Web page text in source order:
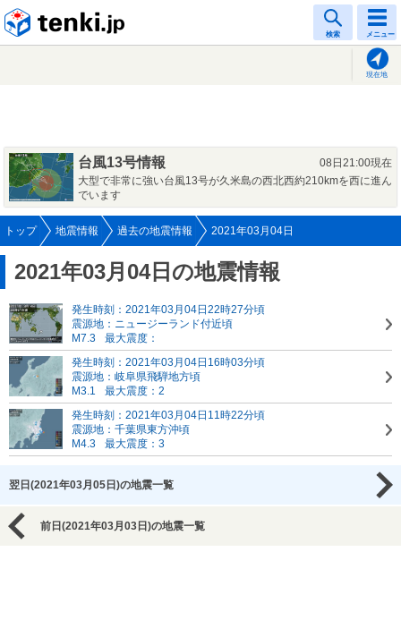
検索 メニュー
現在地
台風13号情報
08日21:00現在
大型で非常に強い台風13号が久米島の西北西約210kmを西に進ん
でいます
トップ 地震情報 過去の地震情報 2021年03月04日
2021年03月04日の地震情報
発生時刻：2021年03月04日22時27分頃
震源地：ニュージーランド付近頃
M7.3
最大震度：
発生時刻：2021年03月04日16時03分頃
震源地：岐阜県飛騨地方頃
M3.1
最大震度：2
発生時刻：2021年03月04日11時22分頃
震源地：千葉県東方沖頃
M4.3
最大震度：3
翌日(2021年03月05日)の地震一覧
前日(2021年03月03日)の地震一覧